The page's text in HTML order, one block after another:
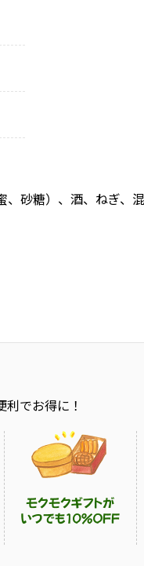
砂糖）、酒、ねぎ、
でお得に！